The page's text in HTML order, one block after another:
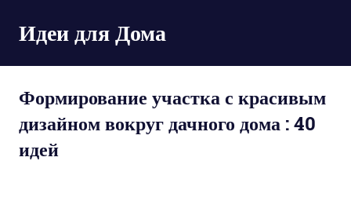
перейти
к
содержимому
Идеи для Дома
Формирование участка с красивым
дизайном вокруг дачного дома : 40
идей